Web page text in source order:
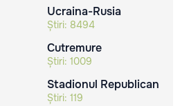
Ucraina-Rusia
Știri: 8494
Cutremure
Știri: 1009
Stadionul Republican
Știri: 119